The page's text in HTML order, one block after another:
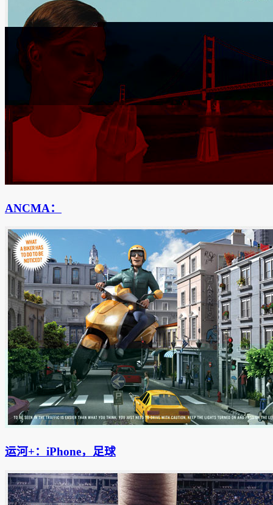
ANCMA：
运河+：iPhone，足球